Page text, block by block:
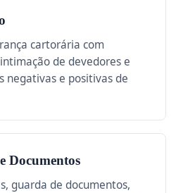
cartorária com
de devedores e
negativas e positivas de
Documentos
guarda de documentos,